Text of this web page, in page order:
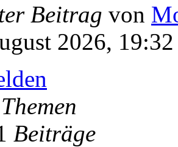
Beitrag von
2026, 19:32
Themen
Beiträge